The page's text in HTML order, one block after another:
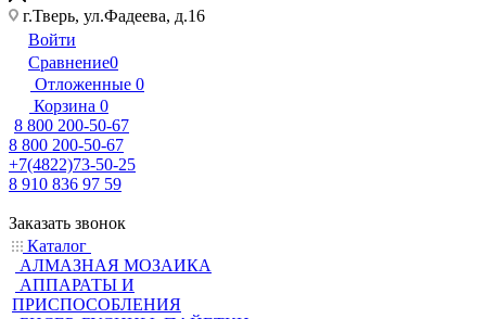
г.Тверь, ул.Фадеева, д.16
Войти
Сравнение0
Отложенные 0
Корзина 0
8 800 200-50-67
8 800 200-50-67
+7(4822)73-50-25
8 910 836 97 59
Заказать звонок
Каталог
АЛМАЗНАЯ МОЗАИКА
АППАРАТЫ И
ПРИСПОСОБЛЕНИЯ